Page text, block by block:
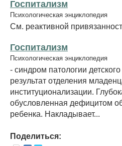
Госпитализм
Психологическая энциклопедия
См. реактивной
Госпитализм
Психологическая энциклопедия
- синдром патологии
результат отделения
институционализации.
обусловленная дефицитом
ребенка. Накладывает...
Поделиться: